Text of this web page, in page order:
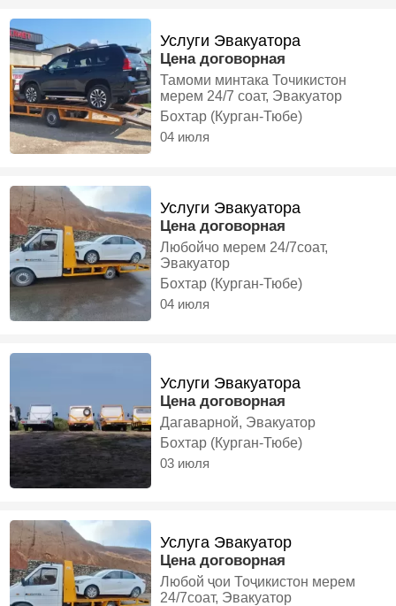
Услуги Эвакуатора
Цена договорная
Тамоми минтака Точикистон
мерем 24/7 соат, Эвакуатор
Бохтар (Курган-Тюбе)
04 июля
Услуги Эвакуатора
Цена договорная
Любойчо мерем 24/7соат,
Эвакуатор
Бохтар (Курган-Тюбе)
04 июля
Услуги Эвакуатора
Цена договорная
Дагаварной, Эвакуатор
Бохтар (Курган-Тюбе)
03 июля
Услуга Эвакуатор
Цена договорная
Любой ҷои Тоҷикистон мерем
24/7соат, Эвакуатор